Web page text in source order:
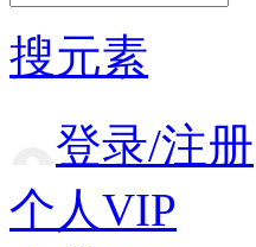
搜元素
登录/注册
个人VIP